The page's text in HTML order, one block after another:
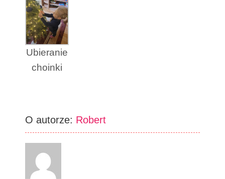
Ubieranie
choinki
O autorze: Robert